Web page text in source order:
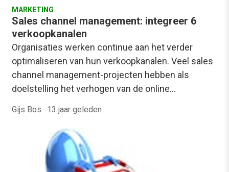
MARKETING
Sales channel management: integreer 6
verkoopkanalen
Organisaties werken continue aan het verder
optimaliseren van hun verkoopkanalen. Veel sales
channel management-projecten hebben als
doelstelling het verhogen van de online…
Gijs Bos · 13 jaar geleden